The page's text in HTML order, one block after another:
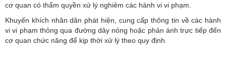
cơ quan có thẩm quyền xử lý nghiêm các hành vi vi phạm.
Khuyến khích nhân dân phát hiện, cung cấp thông tin về các hành
vi vi phạm thông qua đường dây nóng hoặc phản ánh trực tiếp đến
cơ quan chức năng để kịp thời xử lý theo quy định.